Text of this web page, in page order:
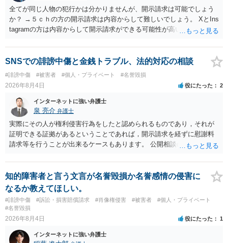
全てが同じ人物の犯行かは分かりませんが、開示請求は可能でしょう
か？ →５ｃｈの方の開示請求は内容からして難しいでしょう。 XとIns
tagramの方は内容からして開示請求ができる可能性が高いでしょう。
いでしょう。７月中にアカウントが削除されている場合、今から進め
ても失敗する可能性が高いように思われます。 相手を特定できた場
合、相手に全ての弁護士費用を負担させることは可能でしょうか？ →
訴訟外の交渉で相手方が認めれば負担させることができるでしょう。
訴訟で判決となった場合は、実際の弁護士費用が認められる場合と認
められない場合があり何ともいえないところでしょう。
SNSでの誹謗中傷と金銭トラブル、法的対応の相談
#誹謗中傷 #被害者 #個人・プライベート #名誉毀損
2026年8月4日 役にたった 2
インターネットに強い弁護士
泉 亮介 弁護士
実際にその人が権利侵害行為をしたと認められるものであり，それが
証明できる証拠があるということであれば，開示請求を経ずに慰謝料
請求等を行うことが出来るケースもあります。 公開相談の場では回答
に個別に相談されると良いでしょう。
知的障害者と言う文言が名誉毀損か名誉感情の侵害に
なるか教えてほしい。
#誹謗中傷 #訴訟・損害賠償請求 #肖像権侵害 #被害者
#個人・プライベート
#名誉毀損
2026年8月4日 役にたった 1
インターネットに強い弁護士